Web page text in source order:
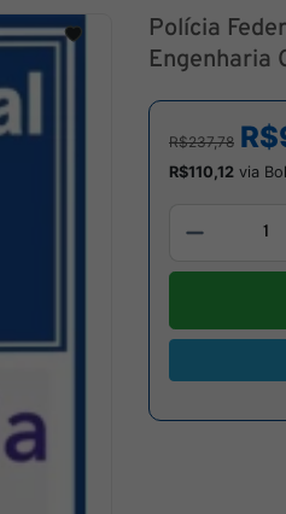
Polícia
Engenharia
R$237,78
R$110,12 via